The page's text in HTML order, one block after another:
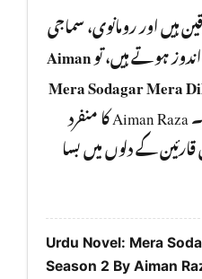
ہیں اور رومانوی، سماجی
ہوتے ہیں، توAiman
Mera Sodagar Mera
آپ کو ضرور پڑھنا چا ہیے۔ Aiman Raza کا منفرد
کے دلوں میں بسا
Urdu Novel: Mera
Season 2 By Aiman